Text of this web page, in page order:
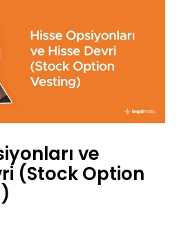
ve
(Stock Option